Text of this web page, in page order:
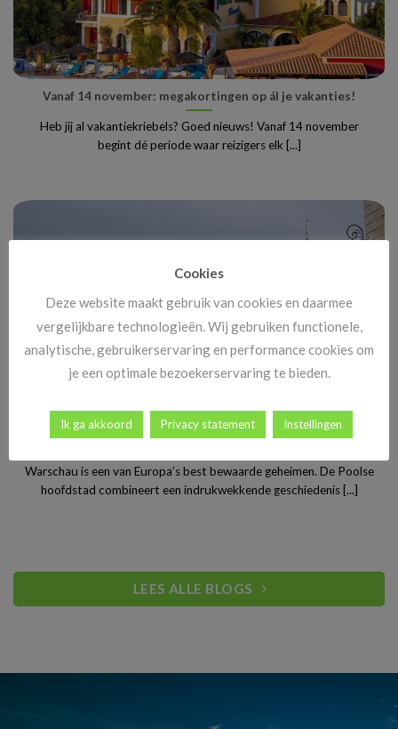
Vanaf 14 november: megakortingen op ál je vakanties!
Heb jij al vakantiekriebels? Goed nieuws! Vanaf 14 november
begint dé periode waar reizigers elk [...]
Stedentrip Warschau: ontdek de verrassende charme van
Polen’s bruisende hoofdstad
Warschau is een van Europa’s best bewaarde geheimen. De Poolse
hoofdstad combineert een indrukwekkende geschiedenis [...]
LEES ALLE BLOGS
Cookies
Deze website maakt gebruik van cookies en daarmee
vergelijkbare technologieën. Wij gebruiken functionele,
analytische, gebruikerservaring en performance cookies om
je een optimale bezoekerservaring te bieden.
Ik ga akkoord Privacy statement Instellingen